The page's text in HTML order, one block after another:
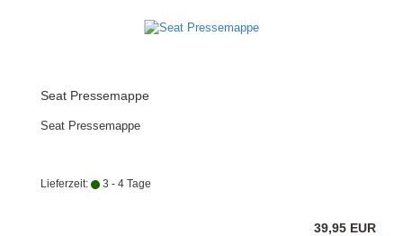
Seat Pressemappe
Seat Pressemappe
Lieferzeit: 3 - 4 Tage
39,95 EUR